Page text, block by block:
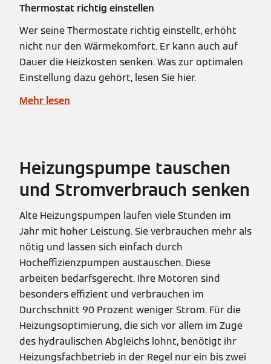
Thermostat richtig einstellen
Wer seine Thermostate richtig einstellt, erhöht
nicht nur den Wärmekomfort. Er kann auch auf
Dauer die Heizkosten senken. Was zur optimalen
Einstellung dazu gehört, lesen Sie hier.
Mehr lesen
Heizungspumpe tauschen
und Stromverbrauch senken
Alte Heizungspumpen laufen viele Stunden im
Jahr mit hoher Leistung. Sie verbrauchen mehr als
nötig und lassen sich einfach durch
Hocheffizienzpumpen austauschen. Diese
arbeiten bedarfsgerecht. Ihre Motoren sind
besonders effizient und verbrauchen im
Durchschnitt 90 Prozent weniger Strom. Für die
Heizungsoptimierung, die sich vor allem im Zuge
des hydraulischen Abgleichs lohnt, benötigt ihr
Heizungsfachbetrieb in der Regel nur ein bis zwei